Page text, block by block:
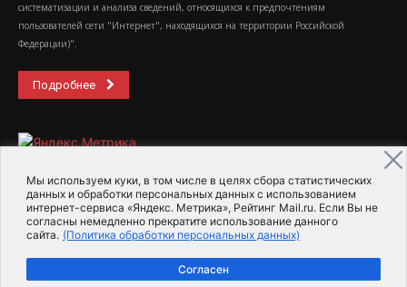
Мы используем куки, в том числе в целях сбора статистических
данных и обработки персональных данных с использованием
интернет-сервиса «Яндекс. Метрика», Рейтинг Mail.ru. Если Вы не
согласны немедленно прекратите использование данного
сайта. (Политика обработки персональных данных)
Согласен
систематизации и анализа сведений, относящихся к предпочтениям
пользователей сети "Интернет", находящихся на территории Российской
Федерации)".
Подробнее
2015-2026- Информационное агентство МедиаПоток
Для справки Об издании
Пользовательское соглашение
Политика обработки персональных данных